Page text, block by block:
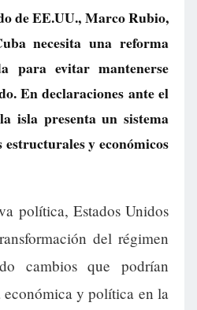
de EE.UU., Marco Rubio,
necesita una reforma
para evitar mantenerse
En declaraciones ante el
isla presenta un sistema
y económicos
política, Estados Unidos
del régimen
cambios que podrían
y política en la